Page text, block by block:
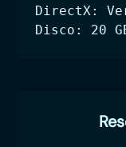
DirectX:
Disco: 20